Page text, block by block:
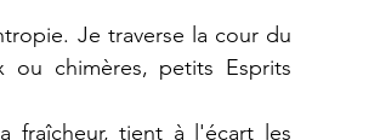
Je traverse la cour du
ou chimères, petits Esprits
fraîcheur, tient à l'écart les